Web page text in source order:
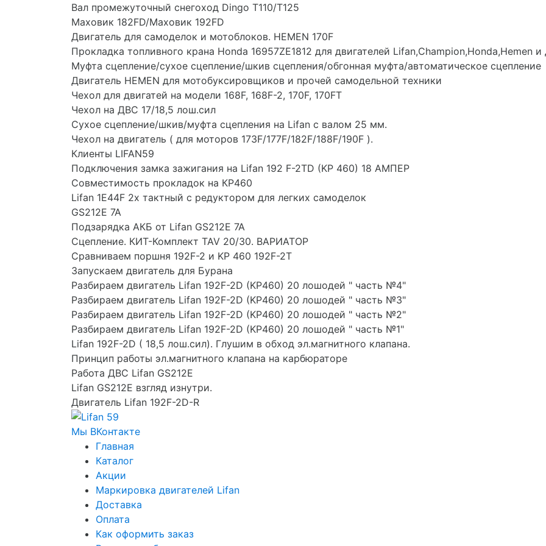
Вал промежуточный снегоход Dingo T110/T125
Маховик 182FD/Маховик 192FD
Двигатель для самоделок и мотоблоков. HEMEN 170F
Прокладка топливного крана Honda 16957ZE1812 для двигателей Lifan,Champion,Honda,Hemen и
Муфта сцепление/сухое сцепление/шкив сцепления/обгонная муфта/автоматическое сцепление
Двигатель HEMEN для мотобуксировщиков и прочей самодельной техники
Чехол для двигатей на модели 168F, 168F-2, 170F, 170FT
Чехол на ДВС 17/18,5 лош.сил
Сухое сцепление/шкив/муфта сцепления на Lifan с валом 25 мм.
Чехол на двигатель ( для моторов 173F/177F/182F/188F/190F ).
Клиенты LIFAN59
Подключения замка зажигания на Lifan 192 F-2TD (KP 460) 18 АМПЕР
Совместимость прокладок на КР460
Lifan 1E44F 2х тактный с редуктором для легких самоделок
GS212E 7A
Подзарядка АКБ от Lifan GS212E 7A
Сцепление. КИТ-Комплект TAV 20/30. ВАРИАТОР
Сравниваем поршня 192F-2 и KP 460 192F-2T
Запускаем двигатель для Бурана
Разбираем двигатель Lifan 192F-2D (KP460) 20 лошодей " часть №4"
Разбираем двигатель Lifan 192F-2D (KP460) 20 лошодей " часть №3"
Разбираем двигатель Lifan 192F-2D (KP460) 20 лошодей " часть №2"
Разбираем двигатель Lifan 192F-2D (KP460) 20 лошодей " часть №1"
Lifan 192F-2D ( 18,5 лош.сил). Глушим в обход эл.магнитного клапана.
Принцип работы эл.магнитного клапана на карбюраторе
Работа ДВС Lifan GS212E
Lifan GS212E взгляд изнутри.
Двигатель Lifan 192F-2D-R
Мы ВКонтакте
Главная
Каталог
Акции
Маркировка двигателей Lifan
Доставка
Оплата
Как оформить заказ